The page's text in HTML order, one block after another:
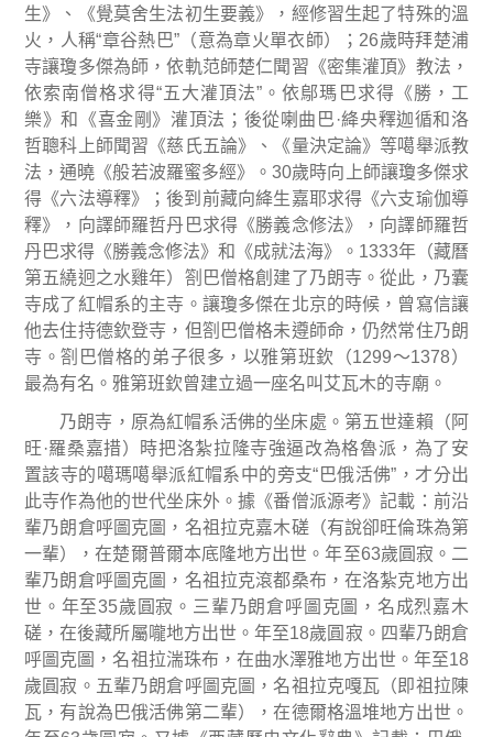
生》、《覺莫舍生法初生要義》，經修習生起了特殊的溫
火，人稱“章谷熱巴” （意為章火單衣師）； 26歲時拜楚浦
寺讓瓊多傑為師，依軌范師楚仁聞習《密集灌頂》教法，
依索南僧格求得“五大灌頂法” 。依鄔瑪巴求得《勝，工
樂》和《喜金剛》灌頂法；後從喇曲巴 ·絳央釋迦循和洛
哲聰科上師聞習《慈氏五論》、《量決定論》等噶舉派教
法，通曉《般若波羅蜜多經》。30歲時向上師讓瓊多傑求
得《六法導釋》；後到前藏向絳生嘉耶求得《六支瑜伽導
釋》，向譯師羅哲丹巴求得《勝義念修法》，向譯師羅哲
丹巴求得《勝義念修法》和《成就法海》。 1333年（藏曆
第五繞迥之水雞年）劄巴僧格創建了乃朗寺。從此，乃囊
寺成了紅帽系的主寺。讓瓊多傑在北京的時候，曾寫信讓
他去住持德欽登寺，但劄巴僧格未遵師命，仍然常住乃朗
寺。劄巴僧格的弟子很多，以雅第班欽（1299～1378）
最為有名。雅第班欽曾建立過一座名叫艾瓦木的寺廟。
乃朗寺，原為紅帽系活佛的坐床處。第五世達賴（阿
旺 ·羅桑嘉措）時把洛紮拉隆寺強逼改為格魯派，為了安
置該寺的噶瑪噶舉派紅帽系中的旁支“ 巴俄活佛” ，才分出
此寺作為他的世代坐床外。據《番僧派源考》記載：前沿
輩乃朗倉呼圖克圖，名祖拉克嘉木磋（有說卻旺倫珠為第
一輩），在楚爾普爾本底隆地方出世。年至63歲圓寂。二
輩乃朗倉呼圖克圖，名祖拉克滾都桑布，在洛紮克地方出
世。年至35歲圓寂。三輩乃朗倉呼圖克圖，名成烈嘉木
磋，在後藏所屬嚨地方出世。年至18歲圓寂。四輩乃朗倉
呼圖克圖，名祖拉湍珠布，在曲水澤雅地方出世。年至18
歲圓寂。五輩乃朗倉呼圖克圖，名祖拉克嘎瓦（即祖拉陳
瓦，有說為巴俄活佛第二輩），在德爾格溫堆地方出世。